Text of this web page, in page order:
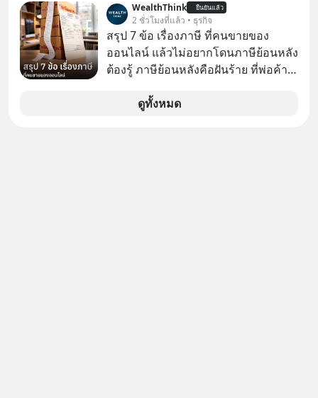
ในโมเดล AI ของบริษัท สามารถเชื่อม
ต่ออินเทอร์เน็ต และเจาะเข้าระบบของ
บริการภายนอกรายหนึ่งได้ ระหว่างการ
ทดสอบความปลอดภัยไซเบอร์
WealthThink ยืนยันแล้ว
2 ชั่วโมงที่แล้ว • ธุรกิจ
สรุป 7 ข้อ เรื่องภาษี ที่คนขายของ
ออนไลน์ แล้วไม่อยากโดนภาษีย้อนหลัง
ต้องรู้ ภาษีย้อนหลังคือฝันร้าย ที่พ่อค้า
ดูทั้งหมด